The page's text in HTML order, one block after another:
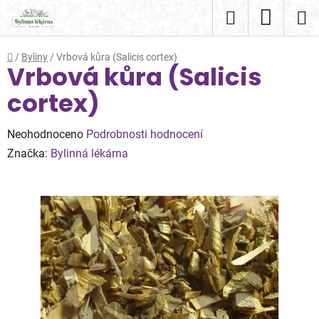
obsah
Hledat
KOŠÍK
Domů
/ Byliny / Vrbová kůra (Salicis cortex)
Vrbová kůra (Salicis
cortex)
Průměrné
hodnocení
hvězdiček.
Neohodnoceno Podrobnosti hodnocení
Značka: Bylinná lékárna